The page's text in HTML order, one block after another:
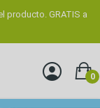
producto. GRATIS a
0